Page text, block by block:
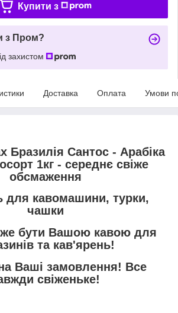
Купити з
з Пром?
захистом
Доставка Оплата Умови
Бразилія Сантос - Арабіка
1кг - середнє свіже
обсмаження
для кавомашини, турки,
чашки
бути Вашою кавою для
та кав'ярень!
Ваші замовлення! Все
свіженьке!